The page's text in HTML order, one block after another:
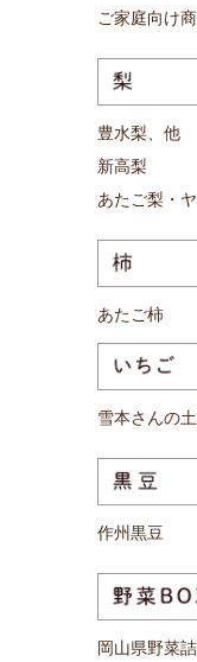
ご家庭向け
豊水梨、他
新高梨
あたご梨・
あたご柿
雪本さんの
作州黒豆
岡山県野菜